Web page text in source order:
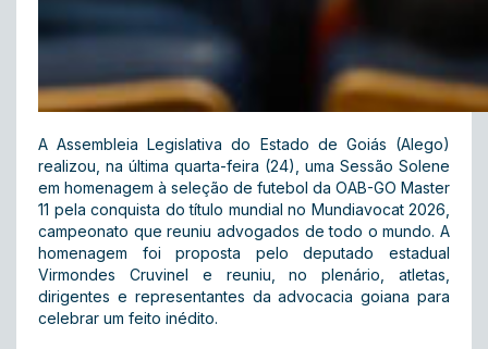
A Assembleia Legislativa do Estado de Goiás (Alego)
realizou, na última quarta-feira (24), uma Sessão Solene
em homenagem à seleção de futebol da OAB-GO Master
11 pela conquista do título mundial no Mundiavocat 2026,
campeonato que reuniu advogados de todo o mundo. A
homenagem foi proposta pelo deputado estadual
Virmondes Cruvinel e reuniu, no plenário, atletas,
dirigentes e representantes da advocacia goiana para
celebrar um feito inédito.